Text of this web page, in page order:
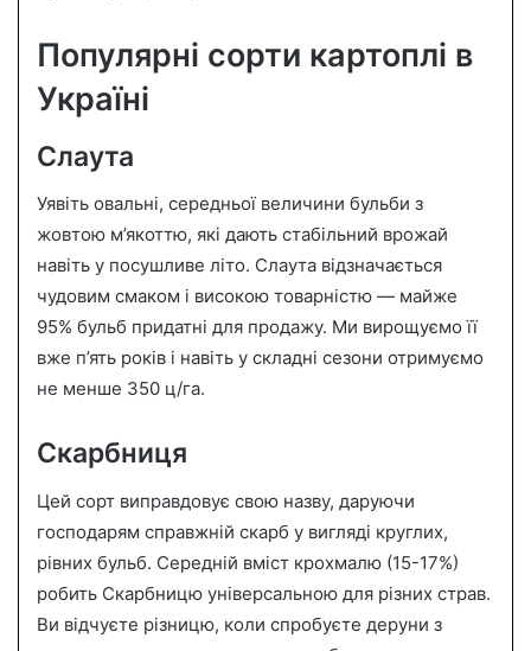
Популярні сорти картоплі в
Україні
Слаута
Уявіть овальні, середньої величини бульби з
жовтою м’якоттю, які дають стабільний врожай
навіть у посушливе літо. Слаута відзначається
чудовим смаком і високою товарністю — майже
95% бульб придатні для продажу. Ми вирощуємо її
вже п’ять років і навіть у складні сезони отримуємо
не менше 350 ц/га.
Скарбниця
Цей сорт виправдовує свою назву, даруючи
господарям справжній скарб у вигляді круглих,
рівних бульб. Середній вміст крохмалю (15-17%)
робить Скарбницю універсальною для різних страв.
Ви відчуєте різницю, коли спробуєте деруни з